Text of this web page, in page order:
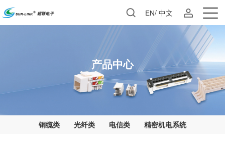
EN/中文
产品中心
铜缆类 光纤类 电信类 精密机电系统